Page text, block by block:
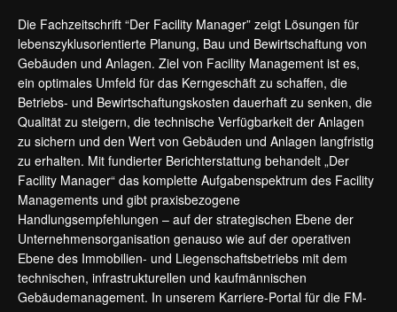
Die Fachzeitschrift “Der Facility Manager” zeigt Lösungen für
lebenszyklusorientierte Planung, Bau und Bewirtschaftung von
Gebäuden und Anlagen. Ziel von Facility Management ist es,
ein optimales Umfeld für das Kerngeschäft zu schaffen, die
Betriebs- und Bewirtschaftungskosten dauerhaft zu senken, die
Qualität zu steigern, die technische Verfügbarkeit der Anlagen
zu sichern und den Wert von Gebäuden und Anlagen langfristig
zu erhalten. Mit fundierter Berichterstattung behandelt „Der
Facility Manager“ das komplette Aufgabenspektrum des Facility
Managements und gibt praxisbezogene
Handlungsempfehlungen – auf der strategischen Ebene der
Unternehmensorganisation genauso wie auf der operativen
Ebene des Immobilien- und Liegenschaftsbetriebs mit dem
technischen, infrastrukturellen und kaufmännischen
Gebäudemanagement. In unserem Karriere-Portal für die FM-